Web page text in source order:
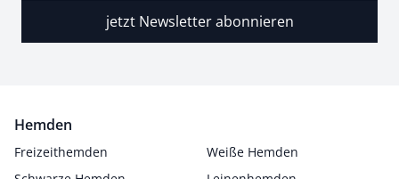
jetzt Newsletter abonnieren
Hemden
Freizeithemden
Weiße Hemden